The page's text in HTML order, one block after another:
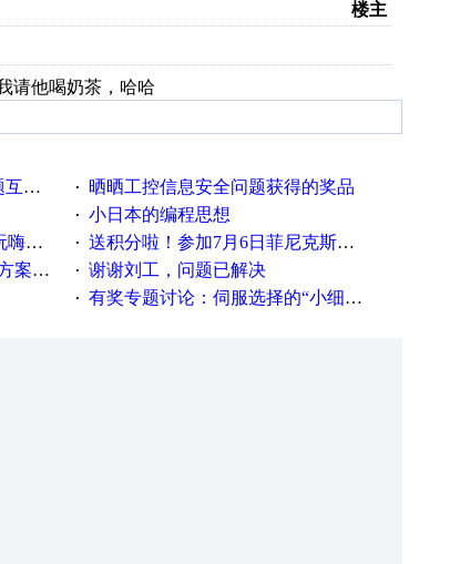
楼主
请他喝奶茶，哈哈
告 · 晒晒工控信息安全问题获得的奖品
· 小日本的编程思想
！ · 送积分啦！参加7月6日菲尼克斯在线研讨会即得
应用 · 谢谢刘工，问题已解决
· 有奖专题讨论：伺服选择的“小细节大学问”奖励公告